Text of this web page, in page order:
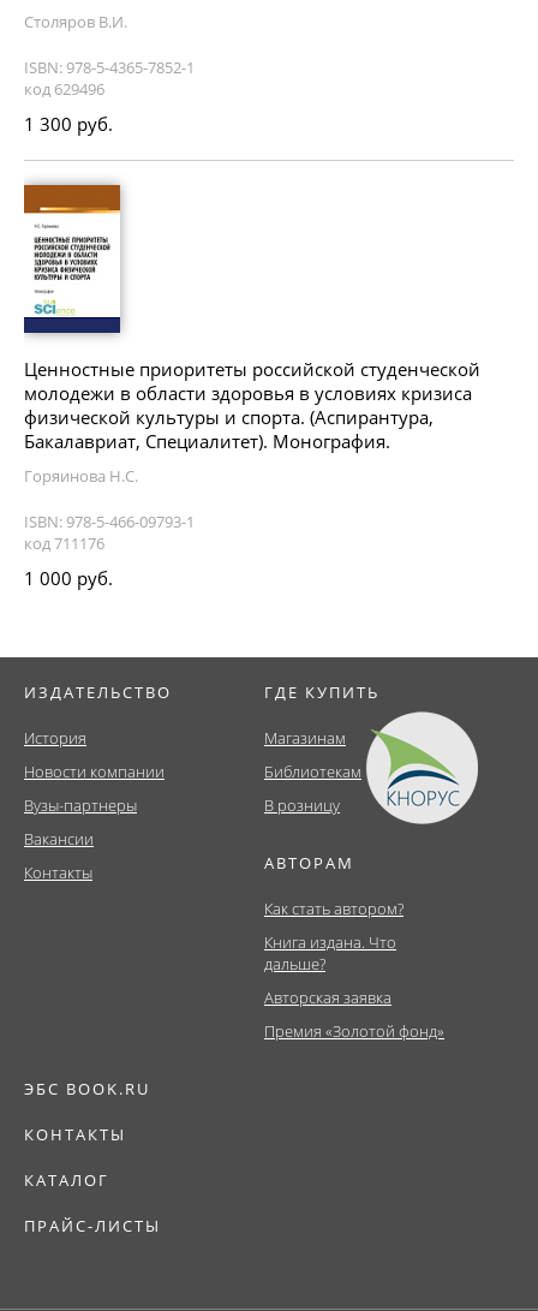
Столяров В.И.
ISBN: 978-5-4365-7852-1
код 629496
1 300 руб.
Ценностные приоритеты российской студенческой
молодежи в области здоровья в условиях кризиса
физической культуры и спорта. (Аспирантура,
Бакалавриат, Специалитет). Монография.
Горяинова Н.С.
ISBN: 978-5-466-09793-1
код 711176
1 000 руб.
ИЗДАТЕЛЬСТВО
История
Новости компании
Вузы-партнеры
Вакансии
Контакты
ГДЕ КУПИТЬ
Магазинам
Библиотекам
В розницу
АВТОРАМ
Как стать автором?
Книга издана. Что
дальше?
Авторская заявка
Премия «Золотой фонд»
ЭБС BOOK.RU
КОНТАКТЫ
КАТАЛОГ
ПРАЙС-ЛИСТЫ